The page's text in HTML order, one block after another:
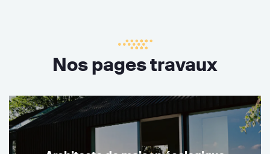
Nos pages travaux